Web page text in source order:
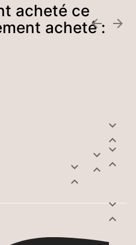
acheté ce
acheté :
 









